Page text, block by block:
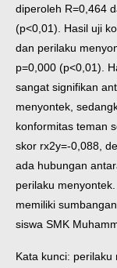
diperoleh R=0,464
(p<0,01). Hasil uji
dan perilaku
p=0,000 (p<0,01).
sangat signifikan
menyontek,
konformitas teman
skor rx2y=-0,088,
ada hubungan
perilaku
memiliki
siswa SMK
Kata kunci: